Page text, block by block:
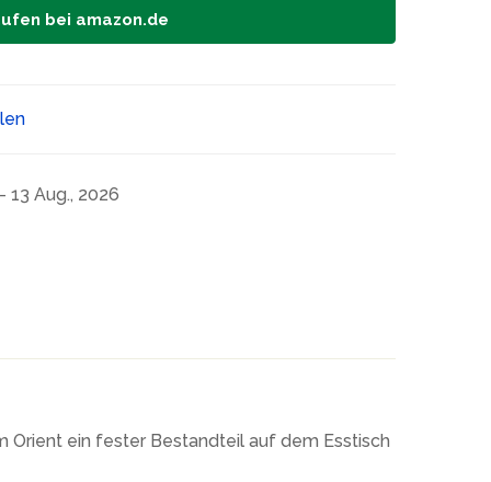
bei amazon.de
13 Aug., 2026
Orient ein fester Bestandteil auf dem Esstisch